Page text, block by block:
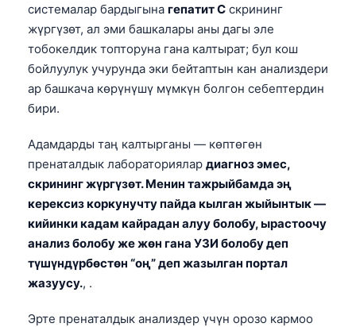
системалар бардыгына гепатит С скрининг
жүргүзөт, ал эми башкалары аны дагы эле
тобокелдик топторуна гана калтырат; бул кош
бойлуулук учурунда эки бейтаптын кан анализдери
ар башкача көрүнүшү мүмкүн болгон себептердин
бири.
Адамдарды таң калтырганы — көптөгөн
пренаталдык лабораториялар диагноз эмес,
скрининг жүргүзөт. Менин тажрыйбамда эң
керексиз коркунучту пайда кылган жыйынтык —
кийинки кадам кайрадан алуу болобу, ырастоочу
анализ болобу же жөн гана УЗИ болобу деп
түшүндүрбөстөн “оң” деп жазылган портал
жазуусу., .
Эрте пренаталдык анализдер үчүн орозо кармоо